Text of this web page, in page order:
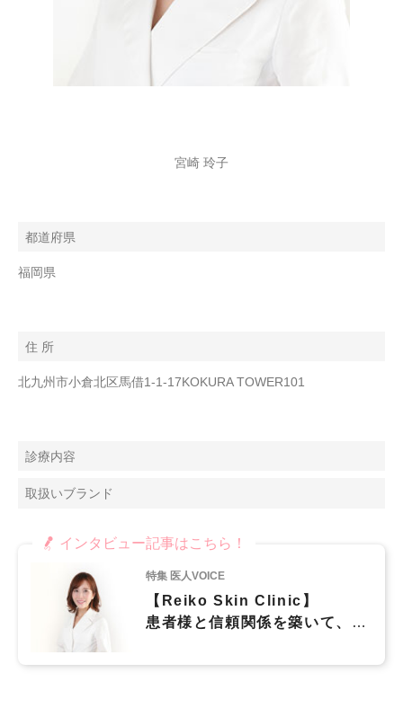
宮崎 玲子
都道府県
福岡県
住 所
北九州市小倉北区馬借1-1-17KOKURA TOWER101
診療内容
取扱いブランド
インタビュー記事はこちら！
特集 医人VOICE
【Reiko Skin Clinic】
患者様と信頼関係を築いて、一
ついて的確にアドバイス